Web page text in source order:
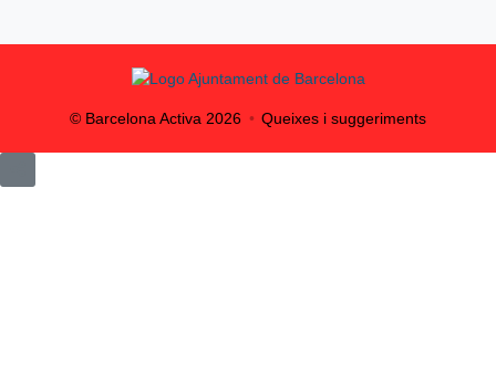
© Barcelona Activa 2026 Queixes i suggeriments